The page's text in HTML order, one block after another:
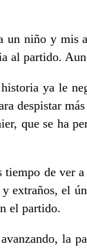
un niño y
al partido.
ya le
despistar
que se ha
de ver
extraños, el
el partido.
la